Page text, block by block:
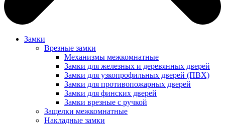
Замки
Врезные замки
Механизмы межкомнатные
Замки для железных и деревянных дверей
Замки для узкопрофильных дверей (ПВХ)
Замки для противопожарных дверей
Замки для финских дверей
Замки врезные с ручкой
Защелки межкомнатные
Накладные замки